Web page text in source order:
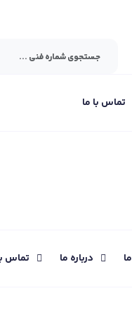
تماس با ما
درباره ما تماس